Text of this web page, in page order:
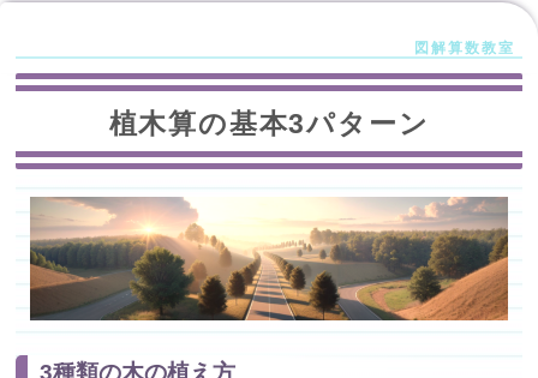
植木算の基本3パターン
3種類の木の植え方